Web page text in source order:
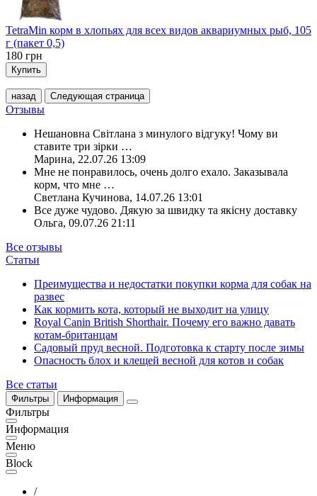
TetraMin корм в хлопьях для всех видов аквариумных рыб, 105
г (пакет 0,5)
180 грн
Купить
назад Следующая страница
Отзывы
Нешановна Світлана з минулого відгуку! Чому ви
ставите три зірки …
Марина, 22.07.26 13:09
Мне не понравилось, очень долго ехало. Заказывала
корм, что мне …
Светлана Кучинова, 14.07.26 13:01
Все дуже чудово. Дякую за швидку та якісну доставку
Ольга, 09.07.26 21:11
Все отзывы
Статьи
Преимущества и недостатки покупки корма для собак на
развес
Как кормить кота, который не выходит на улицу
Royal Canin British Shorthair. Почему его важно давать
котам-британцам
Садовый пруд весной. Подготовка к старту после зимы
Опасность блох и клещей весной для котов и собак
Все статьи
Фильтры Информация
Фильтры
Информация
Меню
Block
/